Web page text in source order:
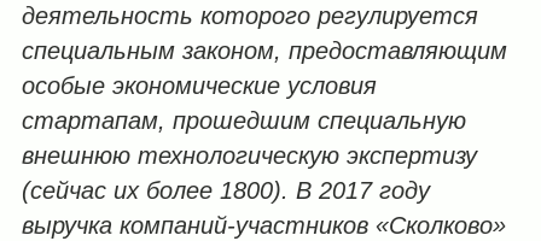
деятельность которого регулируется
специальным законом, предоставляющим
особые экономические условия
стартапам, прошедшим специальную
внешнюю технологическую экспертизу
(сейчас их более 1800). В 2017 году
выручка компаний-участников «Сколково»